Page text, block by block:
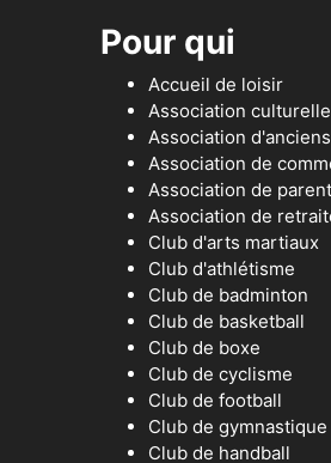
Pour qui
Accueil de loisir
Association culturelle
Association
Association de
Association de
Association de
Club d'arts martiaux
Club d'athlétisme
Club de badminton
Club de basketball
Club de boxe
Club de cyclisme
Club de football
Club de gymnastique
Club de handball